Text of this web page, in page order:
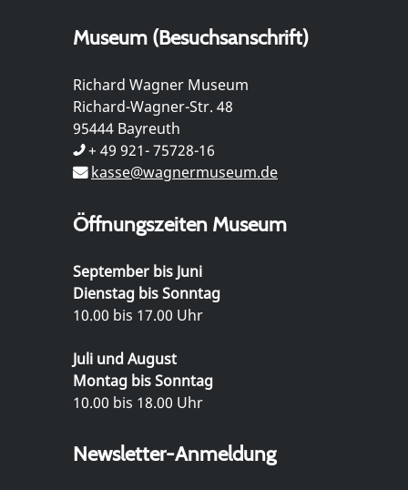
Museum (Besuchsanschrift)
Richard Wagner Museum
Richard-Wagner-Str. 48
95444 Bayreuth
+ 49 921- 75728-16
kasse@wagnermuseum.de
Öffnungszeiten Museum
September bis Juni
Dienstag bis Sonntag
10.00 bis 17.00 Uhr
Juli und August
Montag bis Sonntag
10.00 bis 18.00 Uhr
Newsletter-Anmeldung